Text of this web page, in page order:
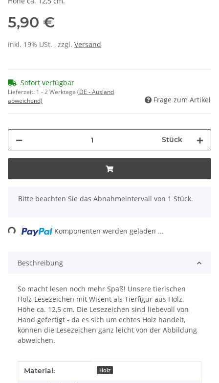
5,90 €
inkl. 19% USt. , zzgl. Versand
Sofort verfügbar
Lieferzeit: 1 - 2 Werktage (DE - Ausland
abweichend)
Frage zum Artikel
Stück
x
Bitte beachten Sie das Abnahmeintervall von 1 Stück.
Komponenten werden geladen ...
Beschreibung
So macht lesen noch mehr Spaß! Unsere tierischen
Holz-Lesezeichen mit Wisent als Tierfigur aus Holz.
Höhe ca. 12,5 cm. Die Lesezeichen sind liebevoll von
Hand gefertigt - da es sich um echtes Holz handelt,
können die Lesezeichen ganz leicht von der Abbildung
abweichen.
Produkteigenschaft
Wert
Material: Holz